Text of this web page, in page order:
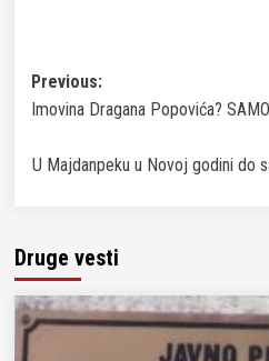
Post
navigation
Previous:
Imovina Dragana Popovića?
U Majdanpeku u Novoj godini do
Druge vesti